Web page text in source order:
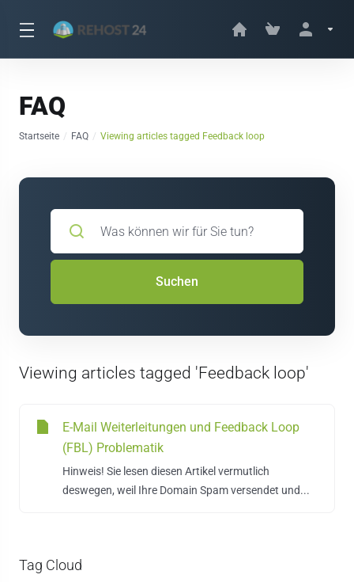
FAQ
Startseite FAQ Viewing articles tagged Feedback loop
Tag Cloud
Suchen
Viewing articles tagged 'Feedback loop'
E-Mail Weiterleitungen und Feedback Loop
(FBL) Problematik
Hinweis! Sie lesen diesen Artikel vermutlich
deswegen, weil Ihre Domain Spam versendet und...